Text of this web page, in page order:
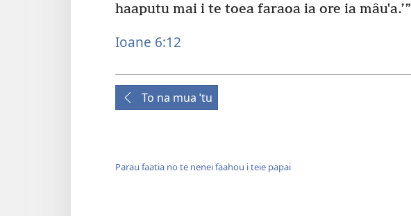
haaputu mai i te toea faraoa ia ore ia mâuˈa.’”
Ioane 6:12
To na mua ˈtu
Parau faatia no te nenei faahou i teie papai